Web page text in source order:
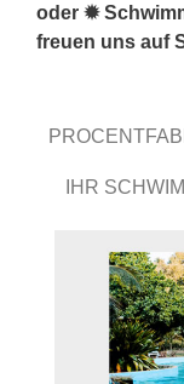
oder ✹
freuen uns auf
IHR